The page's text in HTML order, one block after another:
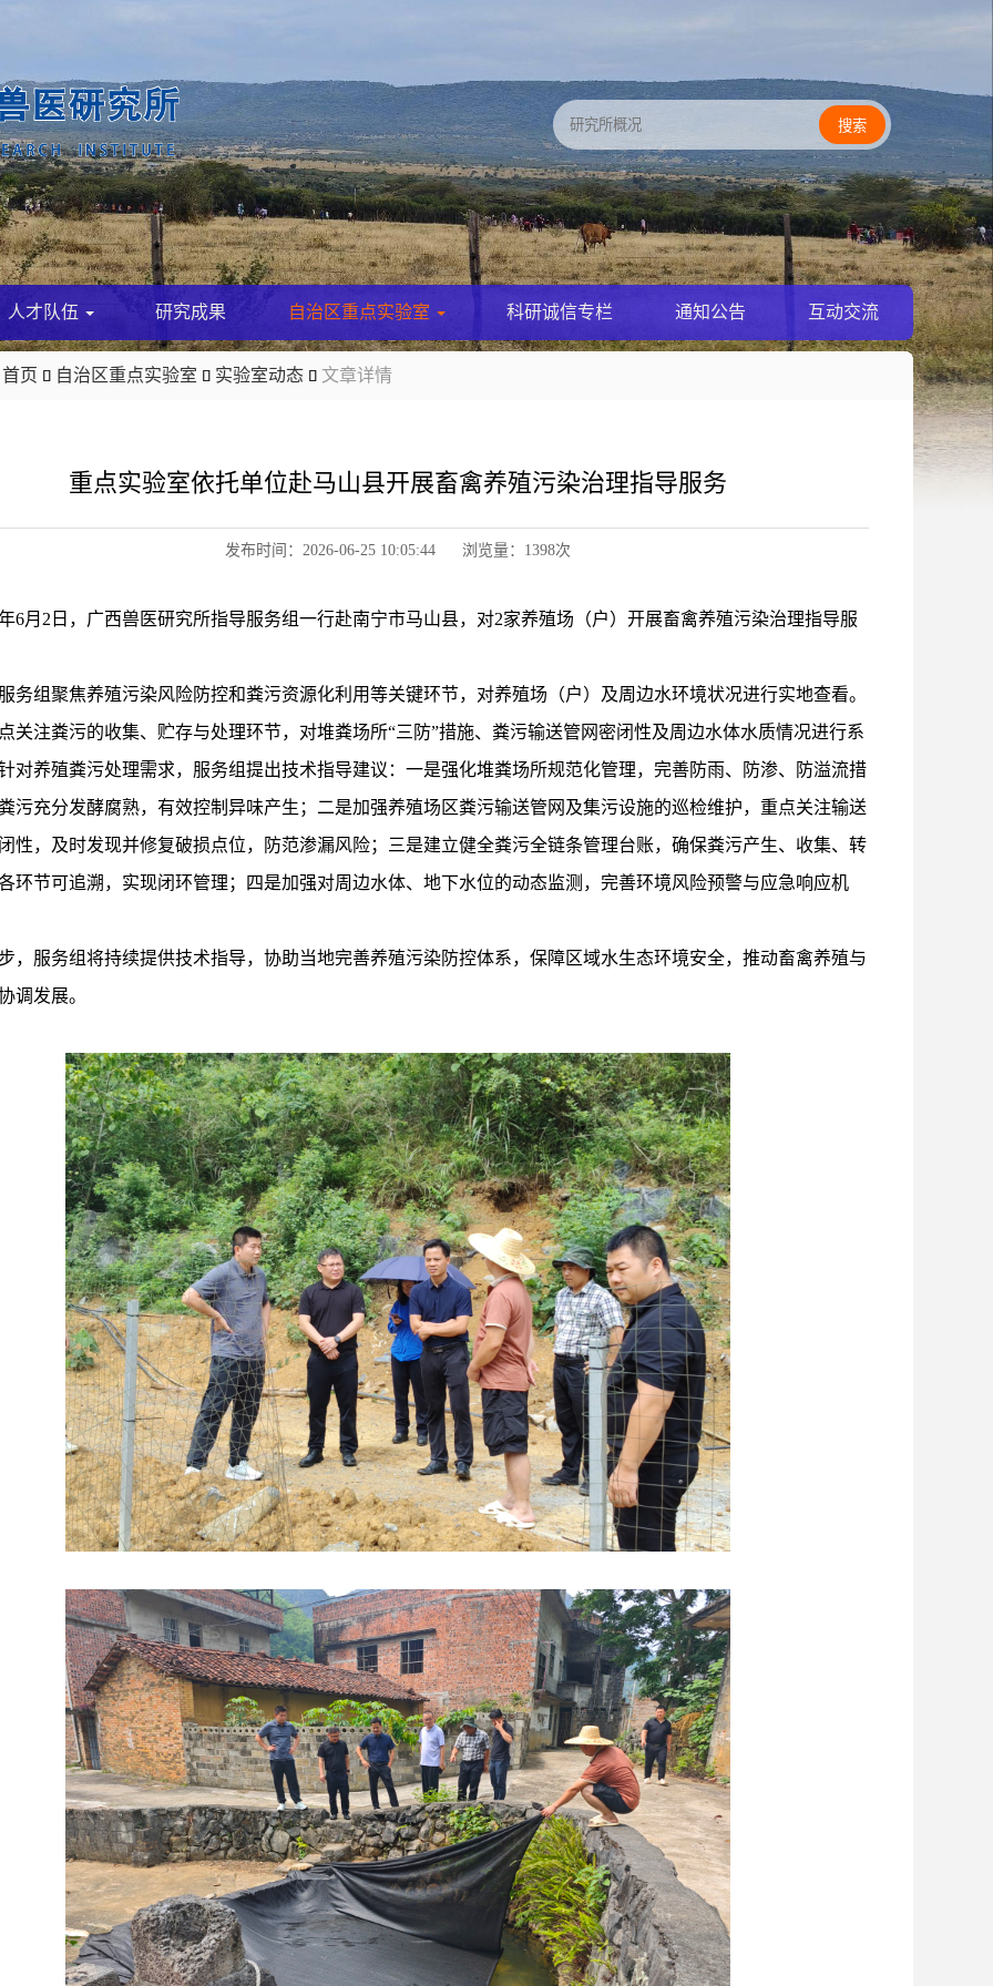
人才队伍 研究成果 自治区重点实验室 科研诚信专栏 通知公告 互动交流
首页  自治区重点实验室  实验室动态  文章详情
重点实验室依托单位赴马山县开展畜禽养殖污染治理指导服务
发布时间：2026-06-25 10:05:44 浏览量：1398次
6月2日，广西兽医研究所指导服务组一行赴南宁市马山县，对2家养殖场（户）开展畜禽养殖污染治理指导服
务组聚焦养殖污染风险防控和粪污资源化利用等关键环节，对养殖场（户）及周边水环境状况进行实地查看。
关注粪污的收集、贮存与处理环节，对堆粪场所“三防”措施、粪污输送管网密闭性及周边水体水质情况进行系
对养殖粪污处理需求，服务组提出技术指导建议：一是强化堆粪场所规范化管理，完善防雨、防渗、防溢流措
污充分发酵腐熟，有效控制异味产生；二是加强养殖场区粪污输送管网及集污设施的巡检维护，重点关注输送
性，及时发现并修复破损点位，防范渗漏风险；三是建立健全粪污全链条管理台账，确保粪污产生、收集、转
环节可追溯，实现闭环管理；四是加强对周边水体、地下水位的动态监测，完善环境风险预警与应急响应机
，服务组将持续提供技术指导，协助当地完善养殖污染防控体系，保障区域水生态环境安全，推动畜禽养殖与
调发展。